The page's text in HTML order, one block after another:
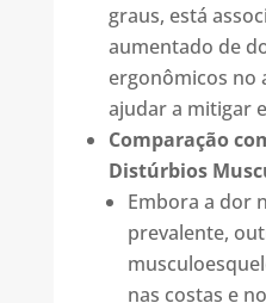
graus, está
aumentado de
ergonômicos no
ajudar a mitigar
Comparação
Distúrbios
Embora a dor
prevalente,
nas costas e